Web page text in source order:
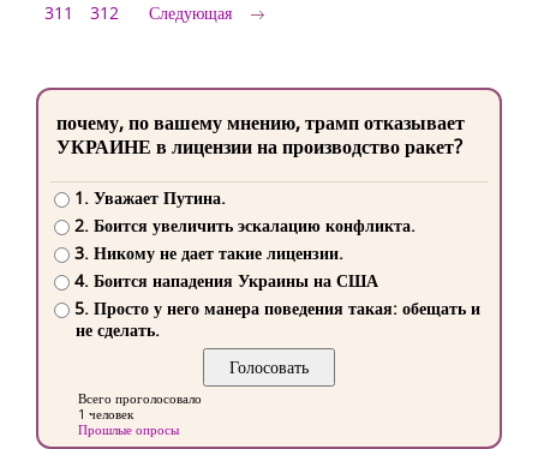
311
312 Следующая
почему, по вашему мнению, трамп отказывает
УКРАИНЕ в лицензии на производство ракет?
1. Уважает Путина.
2. Боится увеличить эскалацию конфликта.
3. Никому не дает такие лицензии.
4. Боится нападения Украины на США
5. Просто у него манера поведения такая: обещать и
не сделать.
Всего проголосовало
1 человек
Прошлые опросы